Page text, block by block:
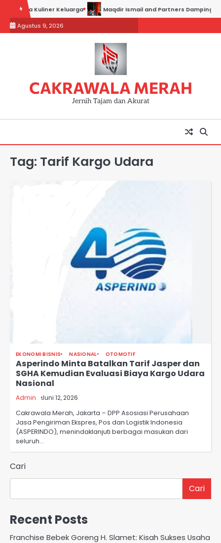
content
Kuliner Keluarga Maqdir Ismail and Partners Dampingi
Agustus 9, 2026
CAKRAWALA MERAH
Jernih Tajam dan Akurat
Tag: Tarif Kargo Udara
EKONOMI BISNIS NASIONAL OTOMOTIF
Asperindo Minta Batalkan Tarif Jasper dan
SGHA Kemudian Evaluasi Biaya Kargo Udara
Nasional
Admin Juni 12, 2026
Cakrawala Merah, Jakarta – DPP Asosiasi Perusahaan
Jasa Pengiriman Ekspres, Pos dan Logistik Indonesia
(ASPERINDO), menindaklanjuti berbagai masukan dari
seluruh…
Cari
Cari
Recent Posts
Franchise Bebek Goreng H. Slamet: Kisah Sukses Usaha